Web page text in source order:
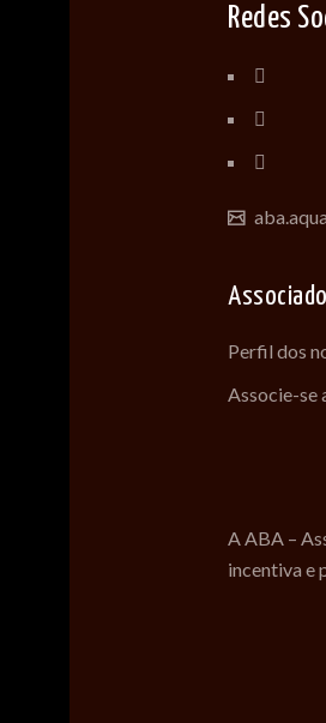
Redes
Perfil dos
Associe-se
A ABA –
incentiva e